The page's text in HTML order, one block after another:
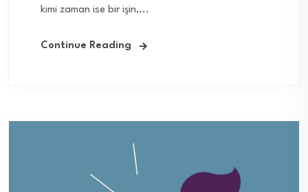
kimi zaman ise bir işin,...
Continue Reading